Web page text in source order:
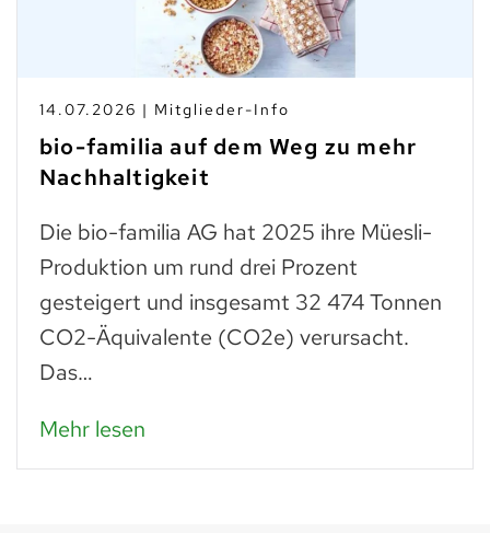
14.07.2026 | Mitglieder-Info
bio-familia auf dem Weg zu mehr
Nachhaltigkeit
Die bio-familia AG hat 2025 ihre Müesli-
Produktion um rund drei Prozent
gesteigert und insgesamt 32 474 Tonnen
CO2-Äquivalente (CO2e) verursacht.
Das…
Mehr lesen